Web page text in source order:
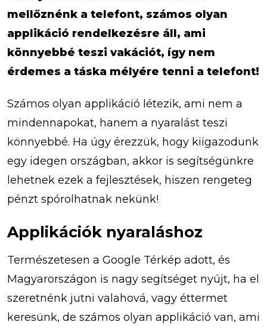
mellőznénk a telefont, számos olyan
applikáció rendelkezésre áll, ami
könnyebbé teszi vakációt, így nem
érdemes a táska mélyére tenni a telefont!
Számos olyan applikáció létezik, ami nem a
mindennapokat, hanem a nyaralást teszi
könnyebbé. Ha úgy érezzük, hogy kiigazodunk
egy idegen országban, akkor is segítségünkre
lehetnek ezek a fejlesztések, hiszen rengeteg
pénzt spórolhatnak nekünk!
Applikációk nyaraláshoz
Természetesen a Google Térkép adott, és
Magyarországon is nagy segítséget nyújt, ha el
szeretnénk jutni valahová, vagy éttermet
keresünk, de számos olyan applikáció van, ami